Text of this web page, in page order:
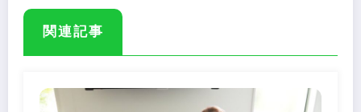
関連記事